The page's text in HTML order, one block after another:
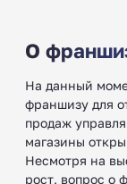
О
На данный
франшизу для
продаж
магазины
Несмотря на
рост, вопрос о